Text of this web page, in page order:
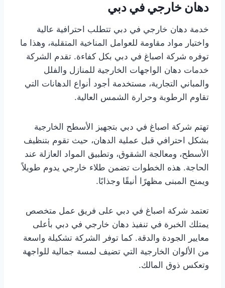
دهان خارجي في دبي
خدمة دهان خارجي في دبي تتطلب احترافية عالية
واختيار مواد مقاومة للعوامل المناخية المتقلبة، وهذا ما
توفره شركة اصباغ في دبي بكل كفاءة. تقدم الشركة
خدمات دهان الواجهات الخارجية للمنازل والفلل
والمباني التجارية، مستخدمة أجود أنواع الدهانات التي
تقاوم الرطوبة وحرارة الشمس العالية.
تهتم شركة اصباغ في دبي بتجهيز الأسطح الخارجية
بشكل احترافي قبل عملية الدهان، حيث تقوم بتنظيف
الأسطح، ومعالجة الشقوق، وتطبيق المواد العازلة عند
الحاجة. هذه الخطوات تضمن طلاء خارجي يدوم طويلاً
ويمنح المبنى مظهرًا أنيقًا وجذابًا.
تعتمد شركة اصباغ في دبي على فريق عمل متخصص
يمتلك الخبرة في تنفيذ دهان خارجي في دبي بأعلى
معايير الجودة والدقة. كما توفر الشركة تشكيلة واسعة
من الألوان الخارجية التي تضيف لمسة جمالية للواجهة
وتعكس ذوق المالك.